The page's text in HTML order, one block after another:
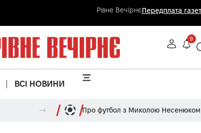
Рівне ВечірнєПередплата
9
ВСІ НОВИНИ
Про футбол з Миколою Несенюком